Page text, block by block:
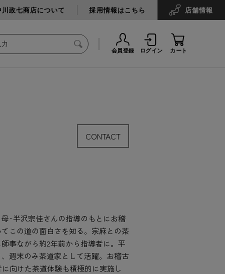
川政七商店について 採用情報はこちら 店舗情報
会員登録 ログイン カート
･半沢宗佳さんの指導のもとにお稽
この道の面白さを知る。宗麻との茶
事ながら約2年前から指導者に。平
週末のみ茶道家として活躍。お稽古
向けた茶道体験も積極的に実施し
CONTACT